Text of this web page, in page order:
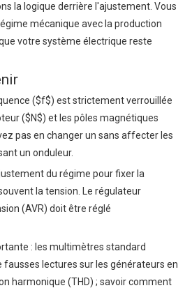
la logique derrière l'ajustement. Vous
mécanique avec la production
votre système électrique reste
($f$) est strictement verrouillée
($N$) et les pôles magnétiques
pas en changer un sans affecter les
un onduleur.
du régime pour fixer la
la tension. Le régulateur
(AVR) doit être réglé
: les multimètres standard
fausses lectures sur les générateurs en
harmonique (THD) ; savoir comment